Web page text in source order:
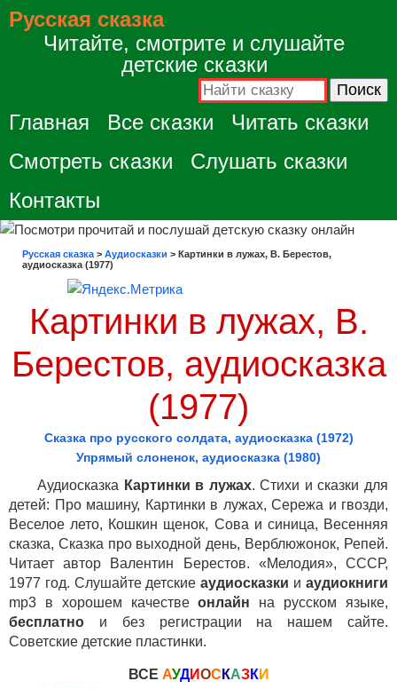
Русская сказка
Читайте, смотрите и слушайте
детские сказки
Главная Все сказки
Читать сказки
Смотреть сказки
Слушать сказки
Контакты
Русская сказка > Аудиосказки > Картинки в лужах, В. Берестов,
аудиосказка (1977)
Картинки в лужах, В.
Берестов, аудиосказка
(1977)
Сказка про русского солдата, аудиосказка (1972)
Упрямый слоненок, аудиосказка (1980)
Аудиосказка Картинки в лужах. Стихи и сказки для
детей: Про машину, Картинки в лужах, Сережа и гвозди,
Веселое лето, Кошкин щенок, Сова и синица, Весенняя
сказка, Сказка про выходной день, Верблюжонок, Репей.
Читает автор Валентин Берестов. «Мелодия», СССР,
1977 год. Слушайте детскиеаудиосказки иаудиокниги
mp3 в хорошем качествеонлайн на русском языке,
бесплатно и без регистрации на нашем сайте.
Советские детские пластинки.
ВСЕ АУДИОС КАЗКИ